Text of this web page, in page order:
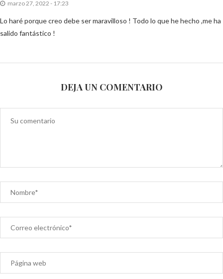
marzo 27, 2022 - 17:23
Lo haré porque creo debe ser maravilloso ! Todo lo que he hecho ,me ha
salido fantástico !
DEJA UN COMENTARIO